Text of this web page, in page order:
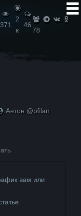
371
2
к
46
78
Антон @pfilan
вам или